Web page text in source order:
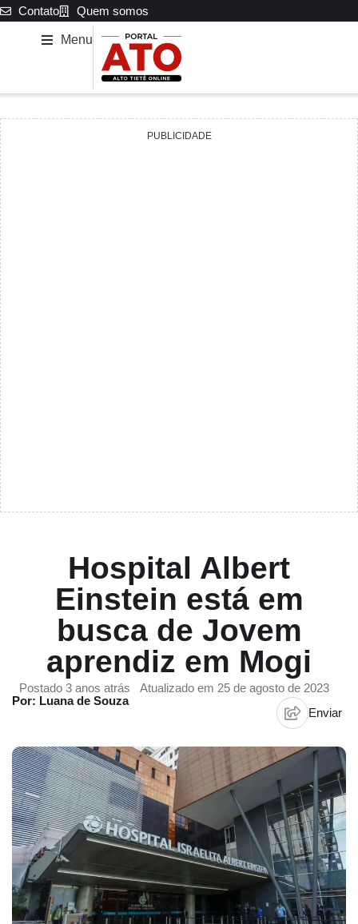
Contato Quem somos
Menu
PUBLICIDADE
Hospital Albert
Einstein está em
busca de Jovem
aprendiz em Mogi
Postado 3 anos atrás
Atualizado em 25 de agosto de 2023
Por: Luana de Souza
Enviar